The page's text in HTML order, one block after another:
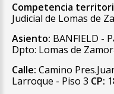
Competencia
Judicial de Lomas de
Asiento: BANFIELD -
Dpto: Lomas de
Calle: Camino
Larroque - Piso 3 CP: